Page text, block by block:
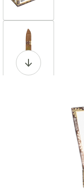
View larger